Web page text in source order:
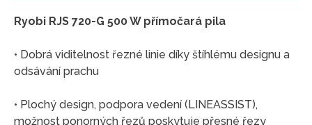
Ryobi RJS 720-G 500 W přímočará pila
• Dobrá viditelnost řezné linie díky štíhlému designu a
odsávání prachu
• Plochý design, podpora vedení (LINEASSIST),
možnost ponorných řezů poskytuje přesné řezy